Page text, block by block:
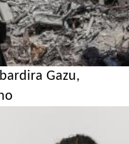
Gazu,